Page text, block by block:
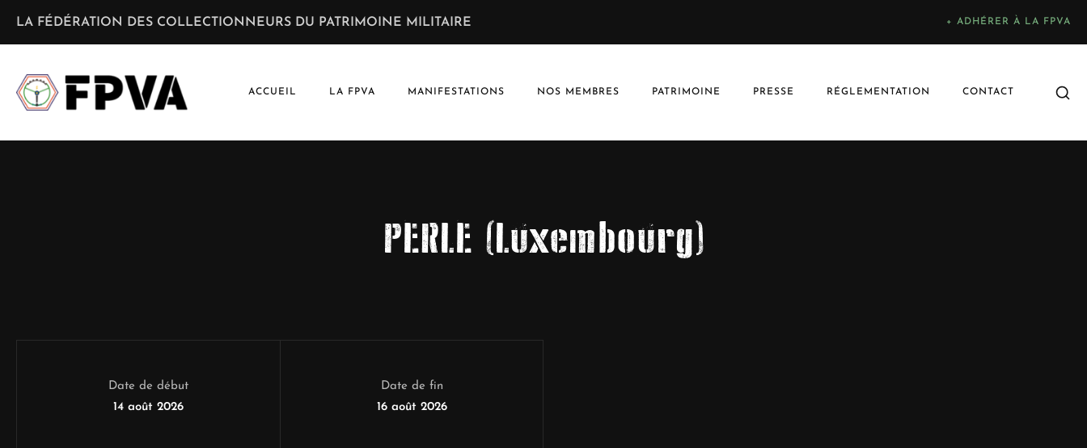
LA FÉDÉRATION DES COLLECTIONNEURS DU PATRIMOINE MILITAIRE + ADHÉRER À LA FPVA
ACCUEIL LA FPVA MANIFESTATIONS NOS MEMBRES PATRIMOINE PRESSE RÉGLEMENTATION CONTACT
PERLE (Luxembourg)
Date de début
14 août 2026
Date de fin
16 août 2026